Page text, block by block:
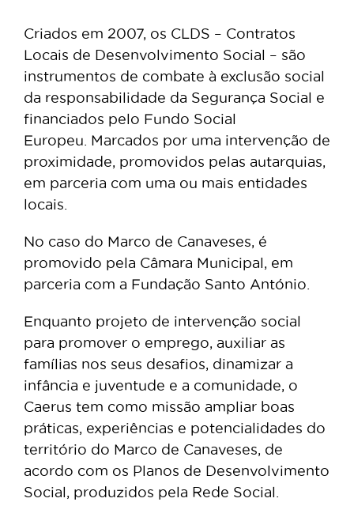
Criados em 2007, os CLDS – Contratos
Locais de Desenvolvimento Social – são
instrumentos de combate à exclusão social
da responsabilidade da Segurança Social e
financiados pelo Fundo Social
Europeu. Marcados por uma intervenção de
proximidade, promovidos pelas autarquias,
em parceria com uma ou mais entidades
locais.
No caso do Marco de Canaveses, é
promovido pela Câmara Municipal, em
parceria com a Fundação Santo António.
Enquanto projeto de intervenção social
para promover o emprego, auxiliar as
famílias nos seus desafios, dinamizar a
infância e juventude e a comunidade, o
Caerus tem como missão ampliar boas
práticas, experiências e potencialidades do
território do Marco de Canaveses, de
acordo com os Planos de Desenvolvimento
Social, produzidos pela Rede Social.